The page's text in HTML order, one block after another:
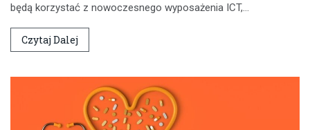
będą korzystać z nowoczesnego wyposażenia ICT,…
Czytaj Dalej